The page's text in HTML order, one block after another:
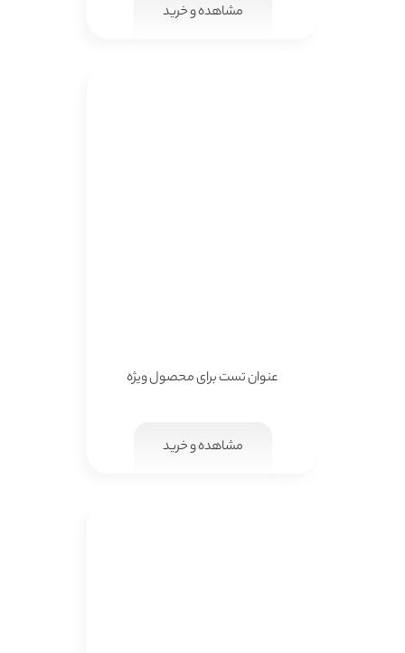
مشاهده و خرید
عنوان تست برای محصول ویژه
مشاهده و خرید